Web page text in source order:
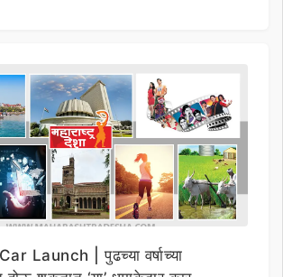
Launch | पुढच्या वर्षाच्या